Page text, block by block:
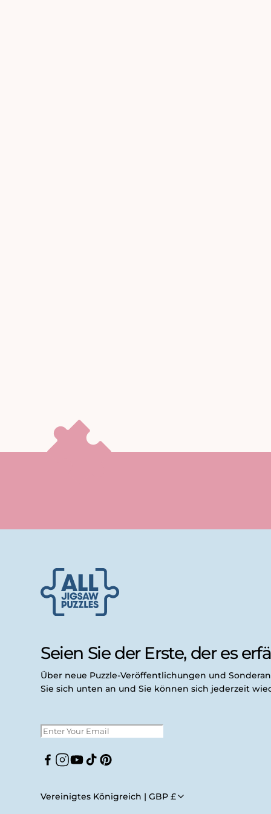
Seien Sie der Erste, der es
Über neue Puzzle-Veröffentlichungen und
Sie sich unten an und Sie können sich jederzeit
Facebook
Instagram
YouTube
TikTokPinterest
Vereinigtes Königreich | GBP £